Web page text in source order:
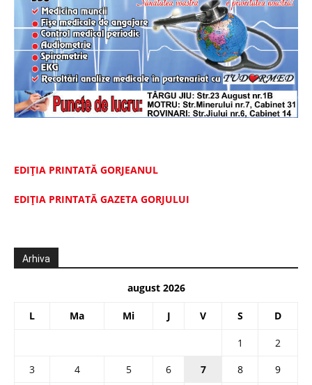
EDIȚIA PRINTATĂ GORJEANUL
EDIŢIA PRINTATĂ GAZETA GORJULUI
Arhiva
august 2026
L Ma Mi J V S D
1
2
3
4 5 6 7 8 9